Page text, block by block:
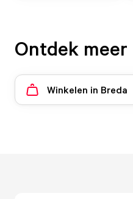
Ontdek meer
Winkelen in Breda